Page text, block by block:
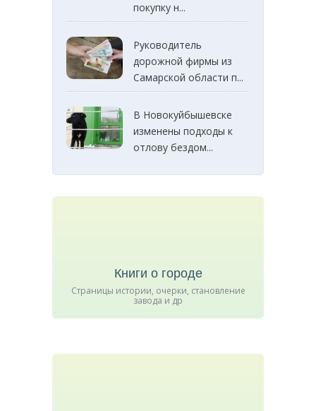
покупку н...
Руководитель
дорожной фирмы из
Самарской области п...
В Новокуйбышевске
изменены подходы к
отлову бездом...
Книги о городе
Страницы истории, очерки, становление
завода и др